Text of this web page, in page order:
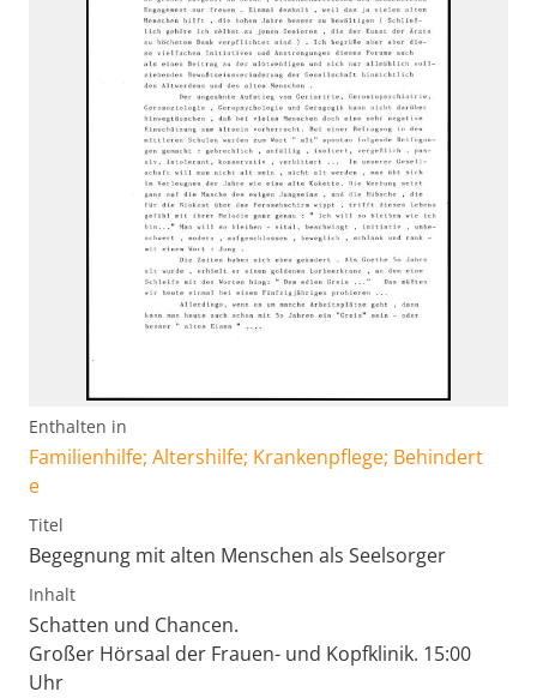
Enthalten in
Familienhilfe; Altershilfe; Krankenpflege; Behindert
e
Titel
Begegnung mit alten Menschen als Seelsorger
Inhalt
Schatten und Chancen.
Großer Hörsaal der Frauen- und Kopfklinik. 15:00
Uhr